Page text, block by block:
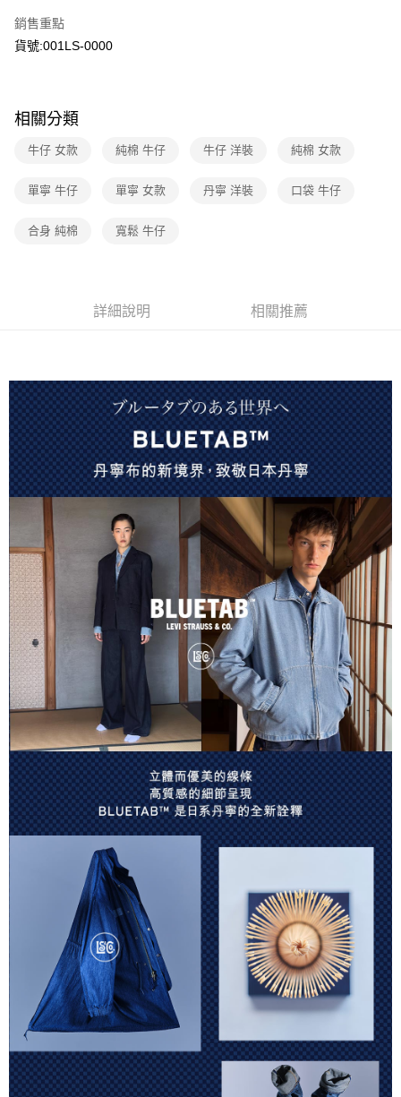
台新國際商業銀行
台灣樂天信用卡公司
元大商業銀行
玉山商業銀行
悠遊付
相關說明
1.本服務由台灣大哥大提供，台灣大哥大用戶可立即使用無須另外申請。
流程，驗證手機門號後，選擇欲分期的期數、繳款截止日，確認付款後即完
成交易。
4.訂單成立30分鐘內，如未前往確認交易或遇審核未通過，訂單將自動取
1.本服務係由「台灣大哥大股份有限公司」（以下簡稱本公司）所提供，讓
用戶於交易時，得透過本服務購買商品或服務，並由商店將買賣／分期付款
買賣價金債權讓與本公司後，依約使用本公司帳單繳交帳款。
2.基於同意付款使用「大哥付你分期」之契約關係目的，商店將以您的個人
資料（包含姓名、電話或地址）提供予台灣大哥大進項蒐集、處理及利用，
由本公司與您本人進行分期帳單所需資料之確認、核對及更正。
3.完整用戶服務條款，請詳閱以下連結：https://oppay.tw/userRule
運送方式
全家取貨付款
每筆NT$70，滿NT$1,000(含以上)免運費
宅配(黑貓宅急便)
每筆NT$100，滿NT$1,000(含以上)免運費
宅配(離島)
每筆NT$100，滿NT$1,000(含以上)免運費
銷售重點
貨號:001LS-0000
相關分類
牛仔 女款 純棉 牛仔 牛仔 洋裝 純棉 女款
單寧 牛仔 單寧 女款 丹寧 洋裝 口袋 牛仔
合身 純棉 寬鬆 牛仔
詳細說明 相關推薦